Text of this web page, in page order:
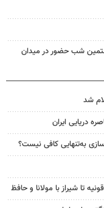
شب حضور در میدان
دریایی ایران
به‌تنهایی کافی نیست؟
تا شیراز با مولانا و حافظ